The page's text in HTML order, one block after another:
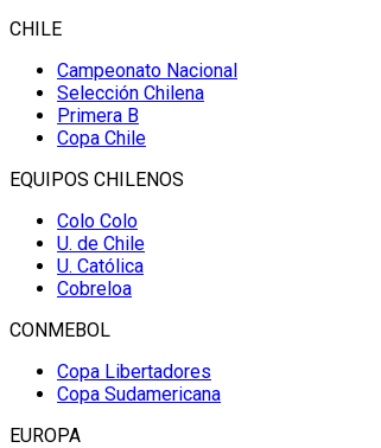
CHILE
Campeonato Nacional
Selección Chilena
Primera B
Copa Chile
EQUIPOS CHILENOS
Colo Colo
U. de Chile
U. Católica
Cobreloa
CONMEBOL
Copa Libertadores
Copa Sudamericana
EUROPA